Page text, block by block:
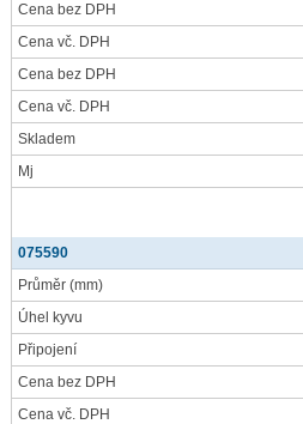
Cena bez DPH
Cena vč. DPH
Cena bez DPH
Cena vč. DPH
Skladem
Mj
075590
Průměr (mm)
Úhel kyvu
Připojení
Cena bez DPH
Cena vč. DPH